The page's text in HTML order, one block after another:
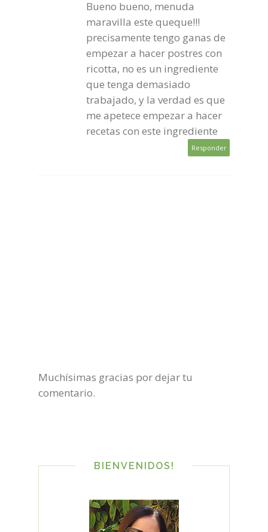
Bueno bueno, menuda
maravilla este queque!!!
precisamente tengo ganas de
empezar a hacer postres con
ricotta, no es un ingrediente
que tenga demasiado
trabajado, y la verdad es que
me apetece empezar a hacer
recetas con este ingrediente
Responder
Muchísimas gracias por dejar tu
comentario.
BIENVENIDOS!